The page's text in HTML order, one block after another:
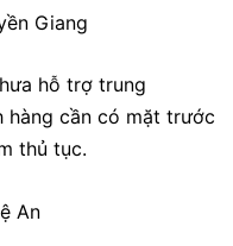
Giang
hỗ trợ trung
hàng cần có mặt trước
thủ tục.
An